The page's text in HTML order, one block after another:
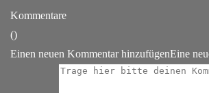
Kommentare
()
Einen neuen Kommentar hinzufügenEine